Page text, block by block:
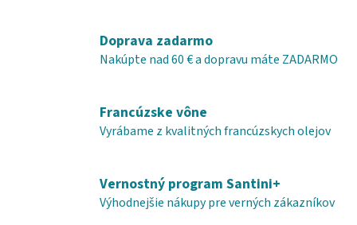
á
d
i
e
p
v
k
y
Doprava zadarmo
Nakúpte nad 60 € a dopravu máte ZADARMO
Francúzske vône
Vyrábame z kvalitných francúzskych olejov
Vernostný program Santini+
Výhodnejšie nákupy pre verných zákazníkov